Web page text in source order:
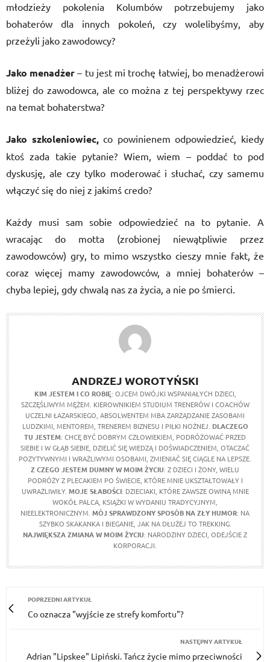
młodzieży pokolenia Kolumbów potrzebujemy jako
bohaterów dla innych pokoleń, czy wolelibyśmy, aby
przeżyli jako zawodowcy?
Jako menadżer – tu jest mi trochę łatwiej, bo menadżerowi
bliżej do zawodowca, ale co można z tej perspektywy rzec
na temat bohaterstwa?
Jako szkoleniowiec,co powinienem odpowiedzieć, kiedy
ktoś zada takie pytanie? Wiem, wiem – poddać to pod
dyskusję, ale czy tylko moderować i słuchać, czy samemu
włączyć się do niej z jakimś credo?
Każdy musi sam sobie odpowiedzieć na to pytanie. A
wracając do motta (zrobionej niewątpliwie przez
zawodowców) gry, to mimo wszystko cieszy mnie fakt, że
coraz więcej mamy zawodowców, a mniej bohaterów –
chyba lepiej, gdy chwalą nas za życia, a nie po śmierci.
ANDRZEJ WOROTYŃSKI
KIM JESTEM I CO ROBIĘ: OJCEM DWÓJKI WSPANIAŁYCH DZIECI,
SZCZĘŚLIWYM MĘŻEM. KIEROWNIKIEM STUDIUM TRENERÓW I COACHÓW
UCZELNI ŁAZARSKIEGO, ABSOLWENTEM MBA ZARZĄDZANIE ZASOBAMI
LUDZKIMI, MENTOREM, TRENEREM BIZNESU I PIŁKI NOŻNEJ. DLACZEGO
TU JESTEM: CHCĘ BYĆ DOBRYM CZŁOWIEKIEM, PODRÓŻOWAĆ PRZED
SIEBIE I W GŁĄB SIEBIE, DZIELIĆ SIĘ WIEDZĄ I DOŚWIADCZENIEM, OTACZAĆ
POZYTYWNYMI I WRAŻLIWYMI OSOBAMI, ZMIENIAĆ SIĘ CIĄGLE NA LEPSZE.
Z CZEGO JESTEM DUMNY W MOIM ŻYCIU: Z DZIECI I ŻONY, WIELU
PODRÓŻY Z PLECAKIEM PO ŚWIECIE, KTÓRE MNIE UKSZTAŁTOWAŁY I
UWRAŻLIWIŁY. MOJE SŁABOŚCI: DZIECIAKI, KTÓRE ZAWSZE OWINĄ MNIE
WOKÓŁ PALCA, KSIĄŻKI W WYDANIU TRADYCYJNYM,
NIEELEKTRONICZNYM. MÓJ SPRAWDZONY SPOSÓB NA ZŁY HUMOR: NA
SZYBKO SKAKANKA I BIEGANIE, JAK NA DŁUŻEJ TO TREKKING.
NAJWIĘKSZA ZMIANA W MOIM ŻYCIU: NARODZINY DZIECI, ODEJŚCIE Z
KORPORACJI.
POPRZEDNI ARTYKUŁ
Co oznacza "wyjście ze strefy komfortu"?
NASTĘPNY ARTYKUŁ
Adrian "Lipskee" Lipiński. Tańcz życie mimo przeciwności